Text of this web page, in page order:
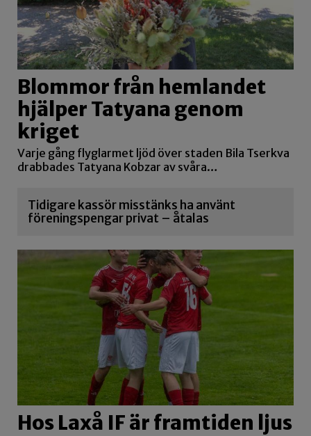
Blommor från hemlandet
hjälper Tatyana genom
kriget
Varje gång flyglarmet ljöd över staden Bila Tserkva
drabbades Tatyana Kobzar av svåra…
Tidigare kassör misstänks ha använt
föreningspengar privat – åtalas
Hos Laxå IF är framtiden ljus